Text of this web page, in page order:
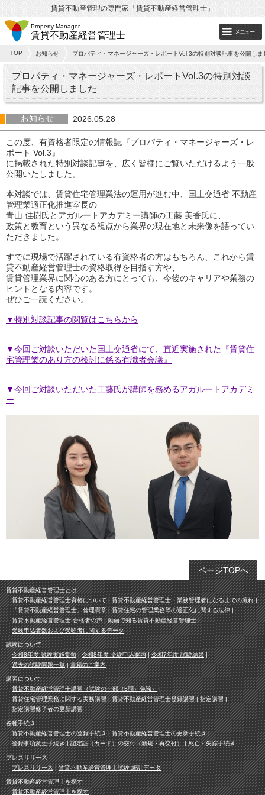
賃貸不動産管理の専門家「賃貸不動産経営管理士」
Property Manager
賃貸不動産経営管理士
TOP お知らせ プロパティ・マネージャーズ・レポートVol.3の特別対談記事を公開しま
プロパティ・マネージャーズ・レポートVol.3の特別対談
記事を公開しました
お知らせ 2026.05.28
この度、有資格者限定の情報誌『プロパティ・マネージャーズ・レ
ポート Vol.3』
に掲載された特別対談記事を、広く皆様にご覧いただけるよう一般
公開いたしました。
本対談では、賃貸住宅管理業法の運用が進む中、国土交通省 不動産
管理業適正化推進室長の
青山 佳樹氏とアガルートアカデミー講師の工藤 美香氏に、
政策と教育という異なる視点から業界の現在地と未来像を語ってい
ただきました。
すでに現場で活躍されている有資格者の方はもちろん、これから賃
貸不動産経営管理士の資格取得を目指す方や、
賃貸管理業界に関心のある方にとっても、今後のキャリアや業務の
ヒントとなる内容です。
ぜひご一読ください。
▼特別対談記事の閲覧はこちらから
▼今回ご対談いただいた国土交通省にて、直近実施された『賃貸住
宅管理業のあり方の検討に係る有識者会議』
▼今回ご対談いただいた工藤氏が講師を務めるアガルートアカデミ
ー
ページTOPへ
賃貸不動産経営管理士とは
賃貸不動産経営管理士資格について
賃貸不動産経営管理士・業務管理者になるまでの流れ
「賃貸不動産経営管理士」倫理憲章
賃貸住宅の管理業務等の適正化に関する法律
賃貸不動産経営管理士 合格者の声
動画で知る賃貸不動産経営管理士
受験申込者数および受験者に関するデータ
試験について
令和8年度 試験実施要領
令和8年度 受験申込案内
令和7年度 試験結果
過去の試験問題一覧
書籍のご案内
講習について
賃貸不動産経営管理士講習（試験の一部（5問）免除）
賃貸住宅管理業務に関する実務講習
賃貸不動産経営管理士登録講習
指定講習
指定講習修了者の更新講習
各種手続き
賃貸不動産経営管理士の登録手続き
賃貸不動産経営管理士の更新手続き
登録事項変更手続き
認定証（カード）の交付（新規・再交付） 死亡・失踪手続き
プレスリリース
プレスリリース
賃貸不動産経営管理士試験 統計データ
賃貸不動産経営管理士を探す
賃貸不動産経営管理士を探す